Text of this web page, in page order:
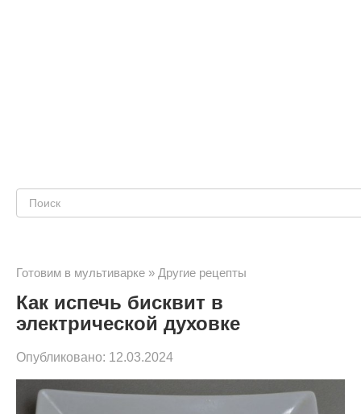
Поиск:
Готовим в мультиварке » Другие рецепты
Как испечь бисквит в
электрической духовке
Опубликовано: 12.03.2024